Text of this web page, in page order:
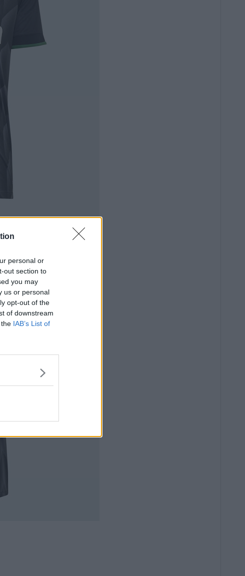
personal or
out section to
you may
us or personal
opt-out of the
of downstream
IAB’s List of